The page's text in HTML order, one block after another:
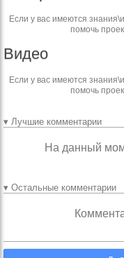
Если у вас имеются
помочь
Видео
Если у вас имеются
помочь
▾ Лучшие комментарии
На данный
▾ Остальные комментарии